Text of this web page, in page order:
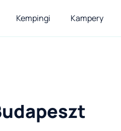
Kempingi Kampery